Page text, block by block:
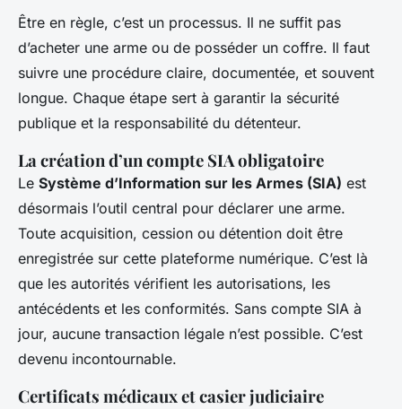
Être en règle, c’est un processus. Il ne suffit pas
d’acheter une arme ou de posséder un coffre. Il faut
suivre une procédure claire, documentée, et souvent
longue. Chaque étape sert à garantir la sécurité
publique et la responsabilité du détenteur.
La création d’un compte SIA obligatoire
Le Système d’Information sur les Armes (SIA) est
désormais l’outil central pour déclarer une arme.
Toute acquisition, cession ou détention doit être
enregistrée sur cette plateforme numérique. C’est là
que les autorités vérifient les autorisations, les
antécédents et les conformités. Sans compte SIA à
jour, aucune transaction légale n’est possible. C’est
devenu incontournable.
Certificats médicaux et casier judiciaire